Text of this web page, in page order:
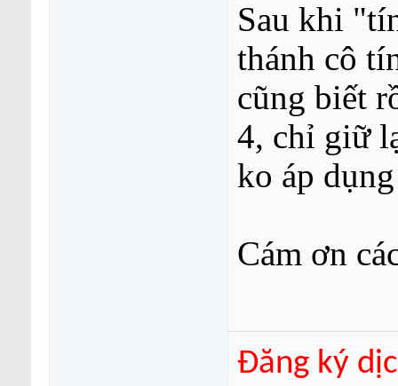
Sau khi
thánh cô
cũng biết
4, chỉ giữ
ko áp
Cám ơn
Đăng ký